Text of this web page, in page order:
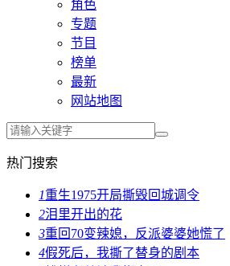
角色
专题
节目
榜单
最新
网站地图
热门搜索
1重生1975开局撕毁回城调令
2泪里开出的花
3重回70变辣媳，反派婆婆她慌了
4假死后，我撕了替身的剧本